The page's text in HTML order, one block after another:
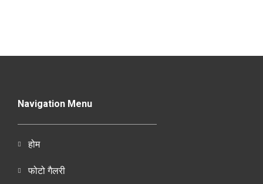
Navigation Menu
होम
फोटो गैलरी